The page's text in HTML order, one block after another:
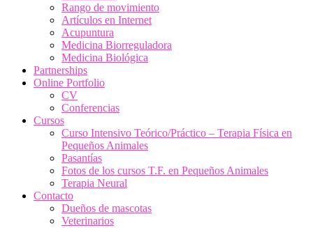
Rango de movimiento
Artículos en Internet
Acupuntura
Medicina Biorreguladora
Medicina Biológica
Partnerships
Online Portfolio
CV
Conferencias
Cursos
Curso Intensivo Teórico/Práctico – Terapia Física en
Pequeños Animales
Pasantías
Fotos de los cursos T.F. en Pequeños Animales
Terapia Neural
Contacto
Dueños de mascotas
Veterinarios